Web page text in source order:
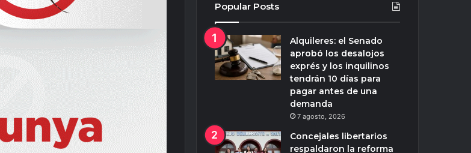
Popular Posts
Alquileres: el Senado
aprobó los desalojos
exprés y los inquilinos
tendrán 10 días para
pagar antes de una
demanda
7 agosto, 2026
Concejales libertarios
respaldaron la reforma